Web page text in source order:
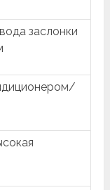
заслонки